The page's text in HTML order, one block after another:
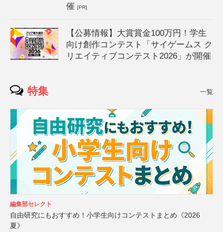
催[PR]
【公募情報】大賞賞金100万円！学生
向け創作コンテスト「サイゲームス ク
リエイティブコンテスト2026」が開催
特集 一覧
編集部セレクト
自由研究にもおすすめ！小学生向けコンテストまとめ《2026
夏》